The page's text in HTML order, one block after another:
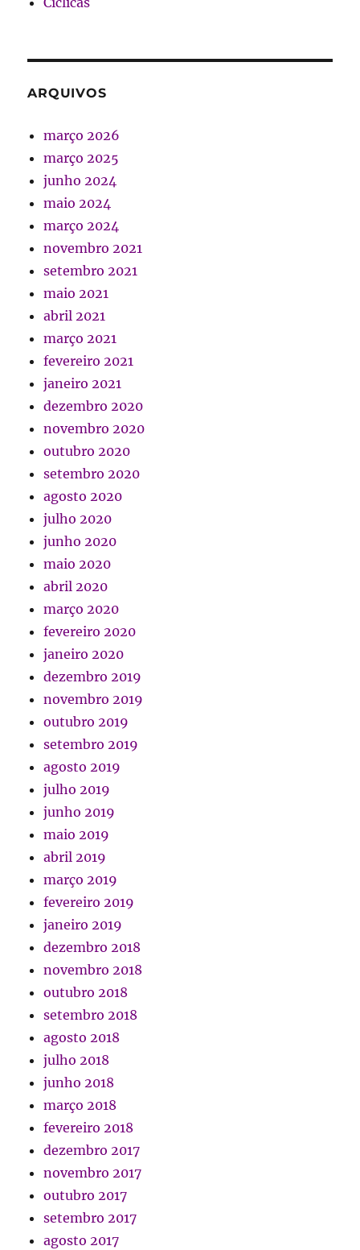
ARQUIVOS
março 2026
março 2025
junho 2024
maio 2024
março 2024
novembro 2021
setembro 2021
maio 2021
abril 2021
março 2021
fevereiro 2021
janeiro 2021
dezembro 2020
novembro 2020
outubro 2020
setembro 2020
agosto 2020
julho 2020
junho 2020
maio 2020
abril 2020
março 2020
fevereiro 2020
janeiro 2020
dezembro 2019
novembro 2019
outubro 2019
setembro 2019
agosto 2019
julho 2019
junho 2019
maio 2019
abril 2019
março 2019
fevereiro 2019
janeiro 2019
dezembro 2018
novembro 2018
outubro 2018
setembro 2018
agosto 2018
julho 2018
junho 2018
março 2018
fevereiro 2018
dezembro 2017
novembro 2017
outubro 2017
setembro 2017
agosto 2017